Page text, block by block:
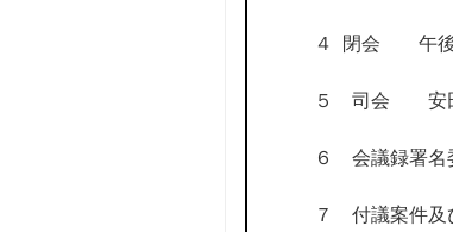
４ 閉会 午後
５ 司会 安田
６ 会議録署
７ 付議案件及